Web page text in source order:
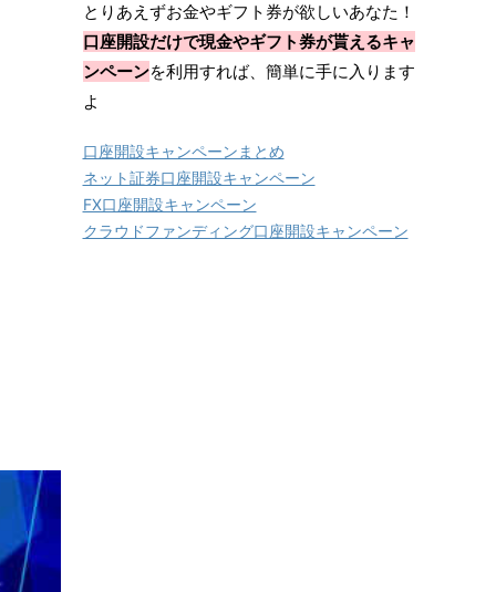
とりあえずお金やギフト券が欲しいあなた！
口座開設だけで現金やギフト券が貰えるキャ
ンペーンを利用すれば、簡単に手に入ります
よ
口座開設キャンペーンまとめ
ネット証券口座開設キャンペーン
FX口座開設キャンペーン
クラウドファンディング口座開設キャンペーン